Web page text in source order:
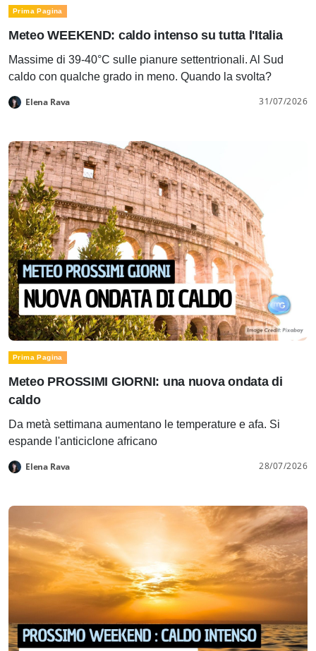
Prima Pagina
Meteo WEEKEND: caldo intenso su tutta l'Italia
Massime di 39-40°C sulle pianure settentrionali. Al Sud
caldo con qualche grado in meno. Quando la svolta?
Elena Rava 31/07/2026
Prima Pagina
Meteo PROSSIMI GIORNI: una nuova ondata di
caldo
Da metà settimana aumentano le temperature e afa. Si
espande l'anticiclone africano
Elena Rava 28/07/2026